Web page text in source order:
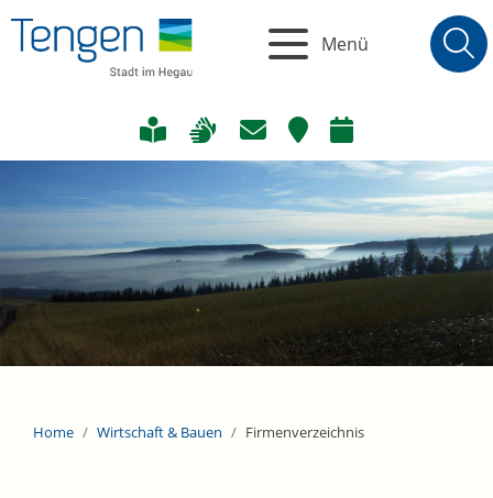
Menü
Home Wirtschaft & Bauen Firmenverzeichnis